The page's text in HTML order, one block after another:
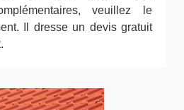
veuillez le
Il dresse un devis gratuit